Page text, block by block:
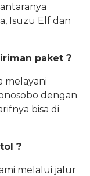
Isuzu Elf dan
paket ?
melayani
dengan
bisa di
?
melalui jalur